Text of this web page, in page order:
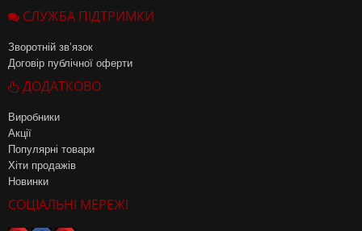
СЛУЖБА ПІДТРИМКИ
Зворотній зв’язок
Договір публічної оферти
ДОДАТКОВО
Виробники
Акції
Популярні товари
Хіти продажів
Новинки
СОЦІАЛЬНІ МЕРЕЖІ